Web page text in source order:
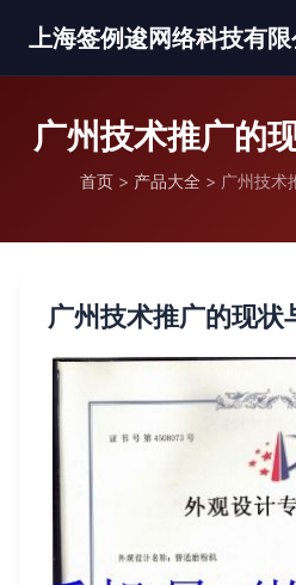
上海签例逡网络科技有限
广州技术推广的
首页 > 产品大全 > 广州技术
广州技术推广的现状